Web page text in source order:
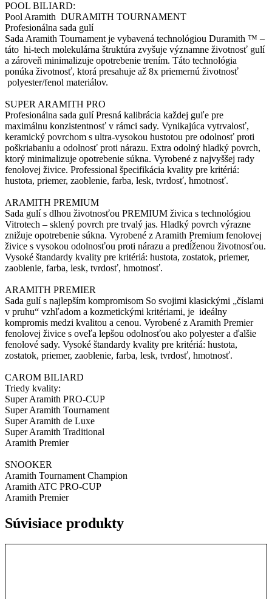
POOL BILIARD:
Pool Aramith DURAMITH TOURNAMENT
Profesionálna sada gulí
Sada Aramith Tournament je vybavená technológiou Duramith ™ –
táto hi-tech molekulárna štruktúra zvyšuje významne životnosť gulí
a zároveň minimalizuje opotrebenie trením. Táto technológia
ponúka životnosť, ktorá presahuje až 8x priemernú životnosť
polyester/fenol materiálov.
SUPER ARAMITH PRO
Profesionálna sada gulí Presná kalibrácia každej guľe pre
maximálnu konzistentnosť v rámci sady. Vynikajúca vytrvalosť,
keramický povrchom s ultra-vysokou hustotou pre odolnosť proti
poškriabaniu a odolnosť proti nárazu. Extra odolný hladký povrch,
ktorý minimalizuje opotrebenie súkna. Vyrobené z najvyššej rady
fenolovej živice. Professional špecifikácia kvality pre kritériá:
hustota, priemer, zaoblenie, farba, lesk, tvrdosť, hmotnosť.
ARAMITH PREMIUM
Sada gulí s dlhou životnosťou PREMIUM živica s technológiou
Vitrotech – sklený povrch pre trvalý jas. Hladký povrch výrazne
znižuje opotrebenie súkna. Vyrobené z Aramith Premium fenolovej
živice s vysokou odolnosťou proti nárazu a predĺženou životnosťou.
Vysoké štandardy kvality pre kritériá: hustota, zostatok, priemer,
zaoblenie, farba, lesk, tvrdosť, hmotnosť.
ARAMITH PREMIER
Sada gulí s najlepším kompromisom So svojimi klasickými „číslami
v pruhu“ vzhľadom a kozmetickými kritériami, je ideálny
kompromis medzi kvalitou a cenou. Vyrobené z Aramith Premier
fenolovej živice s oveľa lepšou odolnosťou ako polyester a ďalšie
fenolové sady. Vysoké štandardy kvality pre kritériá: hustota,
zostatok, priemer, zaoblenie, farba, lesk, tvrdosť, hmotnosť.
CAROM BILIARD
Triedy kvality:
Super Aramith PRO-CUP
Super Aramith Tournament
Super Aramith de Luxe
Super Aramith Traditional
Aramith Premier
SNOOKER
Aramith Tournament Champion
Aramith ATC PRO-CUP
Aramith Premier
Súvisiace produkty